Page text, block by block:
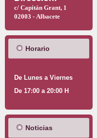
c/ Capitán Grant, 1
02003 - Albacete
Horario
De Lunes a Viernes
De 17:00 a 20:00 H
Noticias